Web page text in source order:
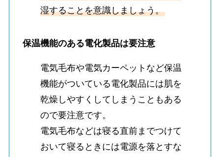
湿することを意識しましょう。
保温機能のある電化製品は要注意
電気毛布や電気カーペットなど保温
機能がついている電化製品には肌を
乾燥しやすくしてしまうこともある
ので要注意です。
電気毛布などは寝る直前までつけて
おいて寝るときには電源を落とすな